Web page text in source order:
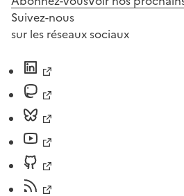
Suivez-nous
sur les réseaux sociaux